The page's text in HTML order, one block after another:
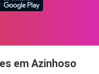
em Azinhoso